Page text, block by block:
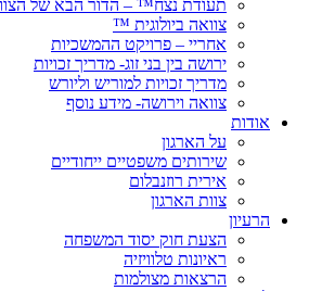
תעודת נצח™ – הדור הבא של
צוואה ביולוגית ™
אחריי – פרויקט ההמשכיות
ירושה בין בני זוג- מדריך זכויות
מדריך זכויות למוריש וליורש
צוואה וירושה- מידע נוסף
אודות
על הארגון
שירותים משפטיים ייחודיים
אירית רוזנבלום
צוות הארגון
הרעיון
הצעת חוק יסוד המשפחה
ראיונות טלוויזיה
הרצאות מצולמות